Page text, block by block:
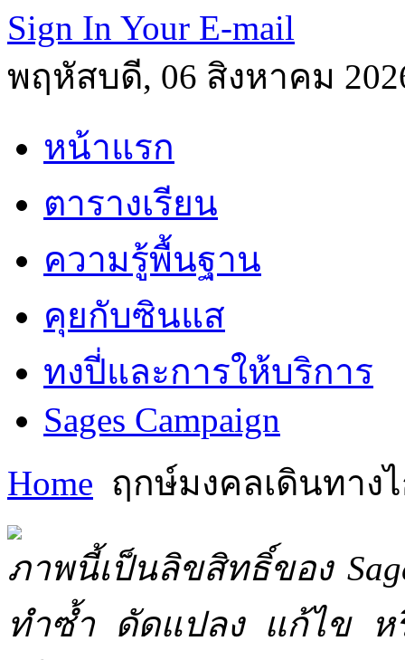
Sign In Your E-mail
พฤหัสบดี, 06 สิงหาคม
หน้าแรก
ตารางเรียน
ความรู้พื้นฐาน
คุยกับซินแส
ทงปี่และการให้บริการ
Sages Campaign
Home ฤกษ์มงคลเดินทาง
ภาพนี้เป็นลิขสิทธิ์ของ
ทำซ้ำ ดัดแปลง แก้ไข ห